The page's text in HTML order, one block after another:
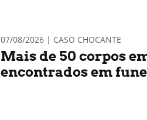
07/08/2026 | CASO CHOCANTE
Mais de 50 corpos
encontrados em